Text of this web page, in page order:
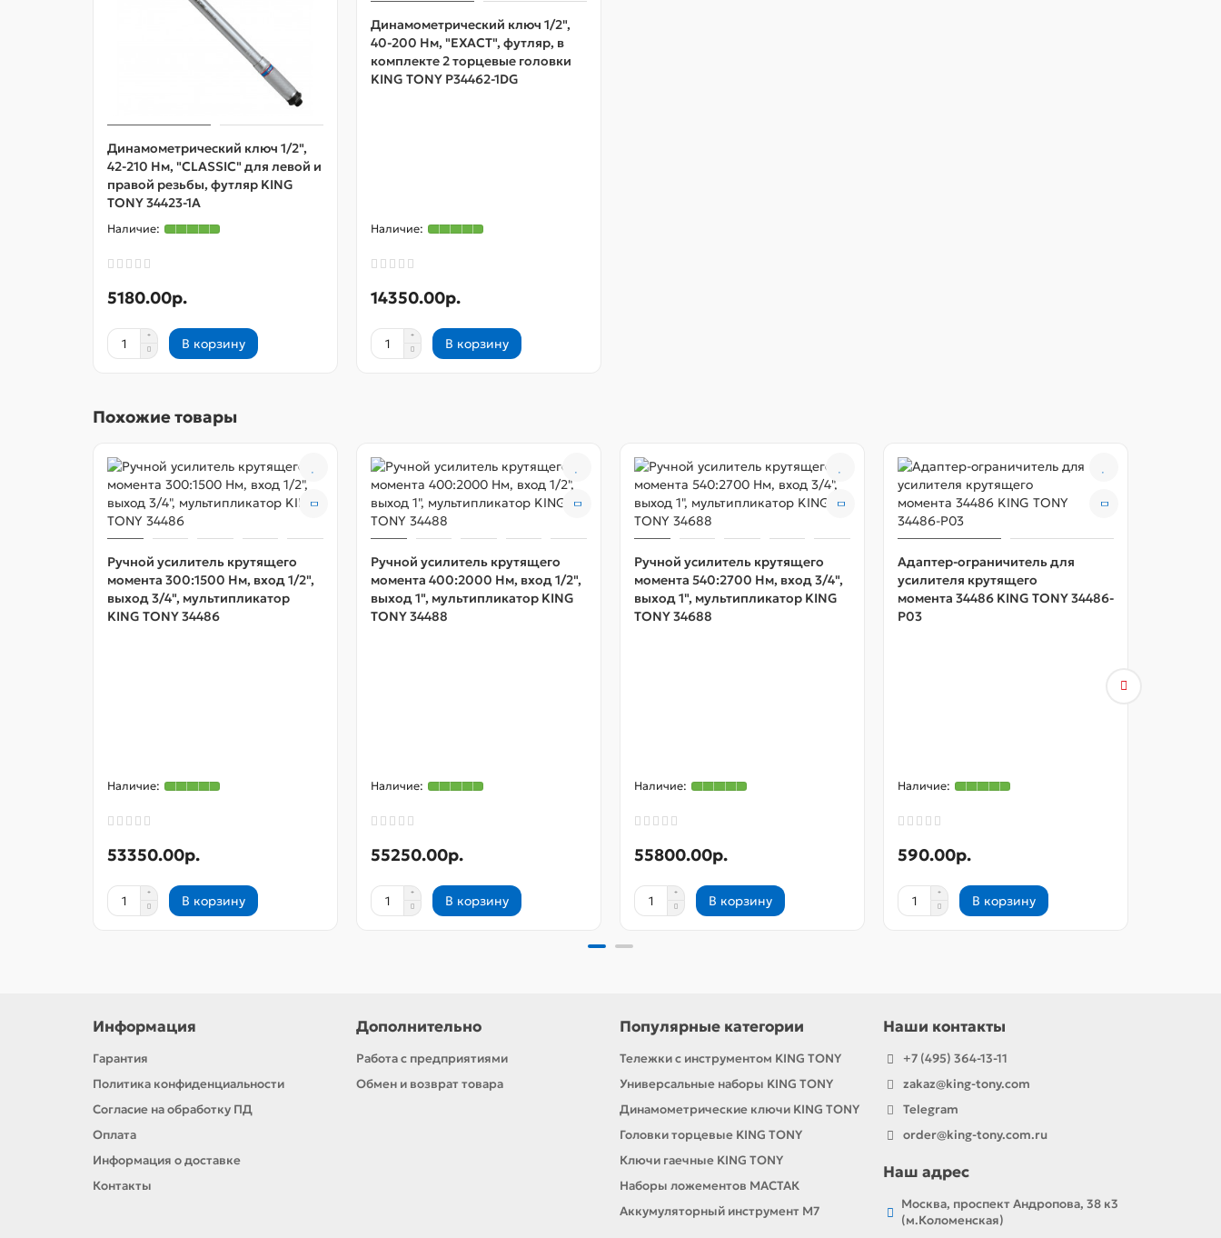
Динамометрический ключ 1/2",
42-210 Нм, "CLASSIC" для левой и
правой резьбы, футляр KING
TONY 34423-1A
5180.00р.
В корзину
Динамометрический ключ 1/2",
40-200 Нм, "EXACT", футляр, в
комплекте 2 торцевые головки
KING TONY P34462-1DG
14350.00р.
В корзину
Похожие товары
Ручной усилитель крутящего
момента 300:1500 Нм, вход 1/2",
выход 3/4", мультипликатор
KING TONY 34486
53350.00р.
В корзину
Ручной усилитель крутящего
момента 400:2000 Нм, вход 1/2",
выход 1", мультипликатор KING
TONY 34488
55250.00р.
В корзину
Ручной усилитель крутящего
момента 540:2700 Нм, вход 3/4",
выход 1", мультипликатор KING
TONY 34688
55800.00р.
В корзину
Адаптер-ограничитель для
усилителя крутящего
момента 34486 KING TONY 34486-
P03
590.00р.
В корзину
Информация
Гарантия
Политика конфиденциальности
Согласие на обработку ПД
Оплата
Информация о доставке
Контакты
Дополнительно
Работа с предприятиями
Обмен и возврат товара
Популярные категории
Тележки с инструментом KING TONY
Универсальные наборы KING TONY
Динамометрические ключи KING TONY
Головки торцевые KING TONY
Ключи гаечные KING TONY
Наборы ложементов МАСТАК
Аккумуляторный инструмент M7
Наши контакты
+7 (495) 364-13-11
zakaz@king-tony.com
Telegram
order@king-tony.com.ru
Наш адрес
Москва, проспект Андропова, 38 к3
(м.Коломенская)